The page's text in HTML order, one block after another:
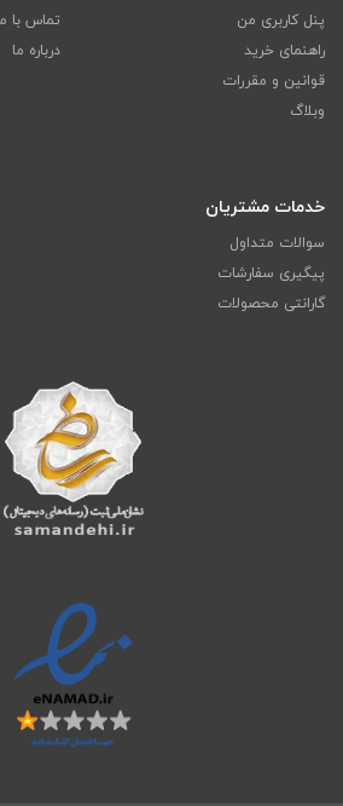
پنل کاربری من
راهنمای خرید
قوانین و مقررات
وبلاگ
تماس با
درباره ما
خدمات مشتریان
سوالات متداول
پیگیری سفارشات
گارانتی محصولات